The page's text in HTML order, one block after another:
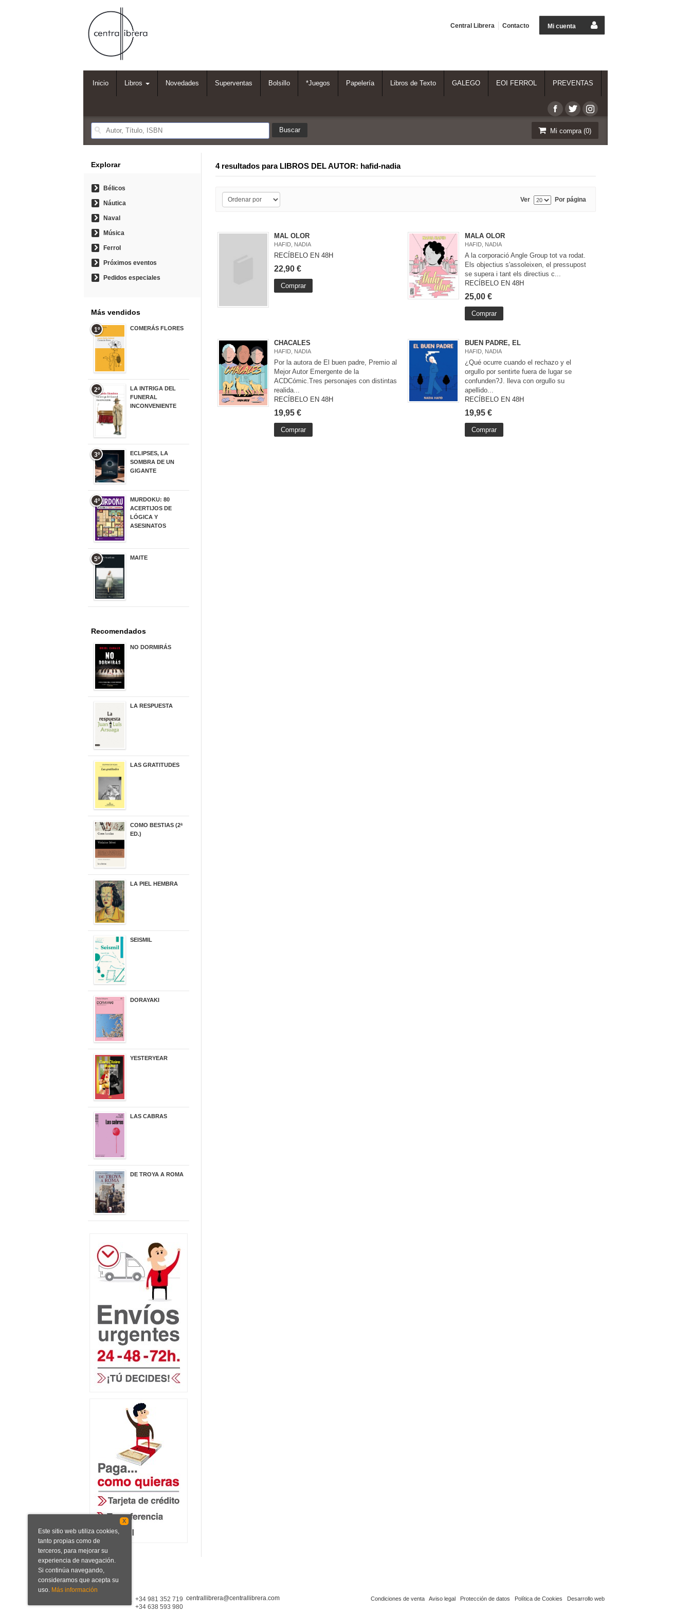
Mi cuenta
Central Librera Contacto
Inicio Libros Novedades Superventas Bolsillo *Juegos Papelería Libros de Texto GALEGO EOI FERROL PREVENTAS
Mi compra (0)
4 resultados para LIBROS DEL AUTOR: hafid-nadia
Ver Por página
MAL OLOR
HAFID, NADIA
RECÍBELO EN 48H
22,90 €
Comprar
MALA OLOR
HAFID, NADIA
A la corporació Angle Group tot va rodat.
Els objectius s'assoleixen, el pressupost
se supera i tant els directius c...
RECÍBELO EN 48H
25,00 €
Comprar
CHACALES
HAFID, NADIA
Por la autora de El buen padre, Premio al
Mejor Autor Emergente de la
ACDCómic.Tres personajes con distintas
realida...
RECÍBELO EN 48H
19,95 €
Comprar
BUEN PADRE, EL
HAFID, NADIA
¿Qué ocurre cuando el rechazo y el
orgullo por sentirte fuera de lugar se
confunden?J. lleva con orgullo su
apellido...
RECÍBELO EN 48H
19,95 €
Comprar
Explorar
Bélicos
Náutica
Naval
Música
Ferrol
Próximos eventos
Pedidos especiales
Más vendidos
1º COMERÁS FLORES
2º
LA INTRIGA DEL
FUNERAL
INCONVENIENTE
3º
ECLIPSES, LA
SOMBRA DE UN
GIGANTE
4º
MURDOKU: 80
ACERTIJOS DE
LÓGICA Y
ASESINATOS
5º MAITE
Recomendados
NO DORMIRÁS
LA RESPUESTA
LAS GRATITUDES
COMO BESTIAS (2ª
ED.)
LA PIEL HEMBRA
SEISMIL
DORAYAKI
YESTERYEAR
LAS CABRAS
DE TROYA A ROMA
Condiciones de venta Aviso legal Protección de datos Política de Cookies Desarrollo web
+34 981 352 719
+34 638 593 980
centrallibrera@centrallibrera.com
X
Este sitio web utiliza cookies,
tanto propias como de
terceros, para mejorar su
experiencia de navegación.
Si continúa navegando,
consideramos que acepta su
uso. Más información